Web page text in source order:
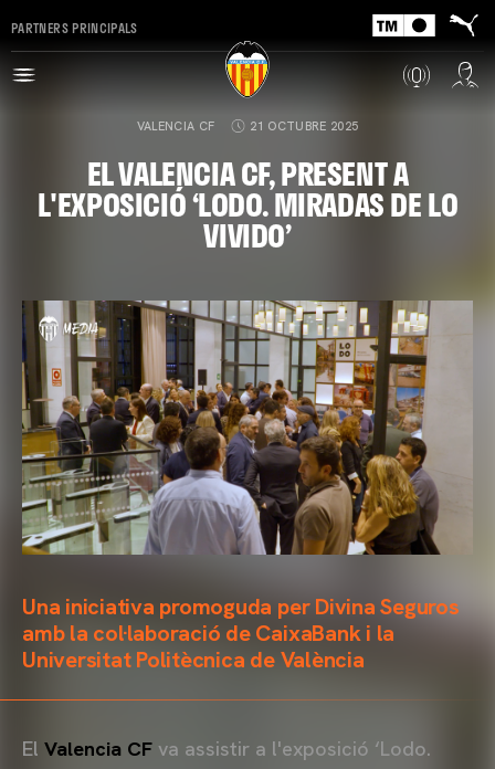
PARTNERS PRINCIPALS
VALENCIA CF 21 OCTUBRE 2025
EL VALENCIA CF, PRESENT A
L'EXPOSICIÓ ‘LODO. MIRADAS DE LO
VIVIDO’
Una iniciativa promoguda per Divina Seguros
amb la col·laboració de CaixaBank i la
Universitat Politècnica de València
El Valencia CF va assistir a l'exposició ‘Lodo.